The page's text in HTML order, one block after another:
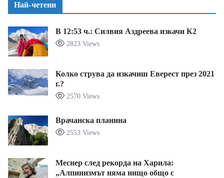
Най-четени
В 12:53 ч.: Силвия Аздреева изкачи К2
2823 Views
Колко струва да изкачиш Еверест през 2021
г.?
2570 Views
Врачанска планина
2553 Views
Меснер след рекорда на Харила:
„Алпинизмът няма нищо общо с